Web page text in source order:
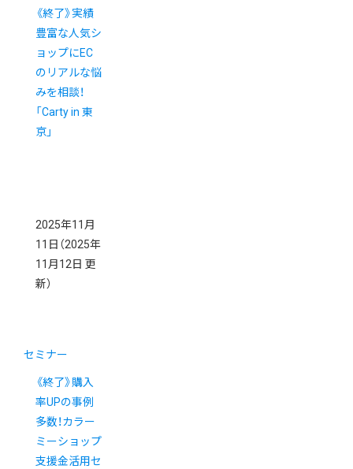
《終了》実績
豊富な人気シ
ョップにEC
のリアルな悩
みを相談！
「Carty in 東
京」
2025年11月
11日 （2025年
11月12日 更
新）
セミナー
《終了》購入
率UPの事例
多数！カラー
ミーショップ
支援金活用セ